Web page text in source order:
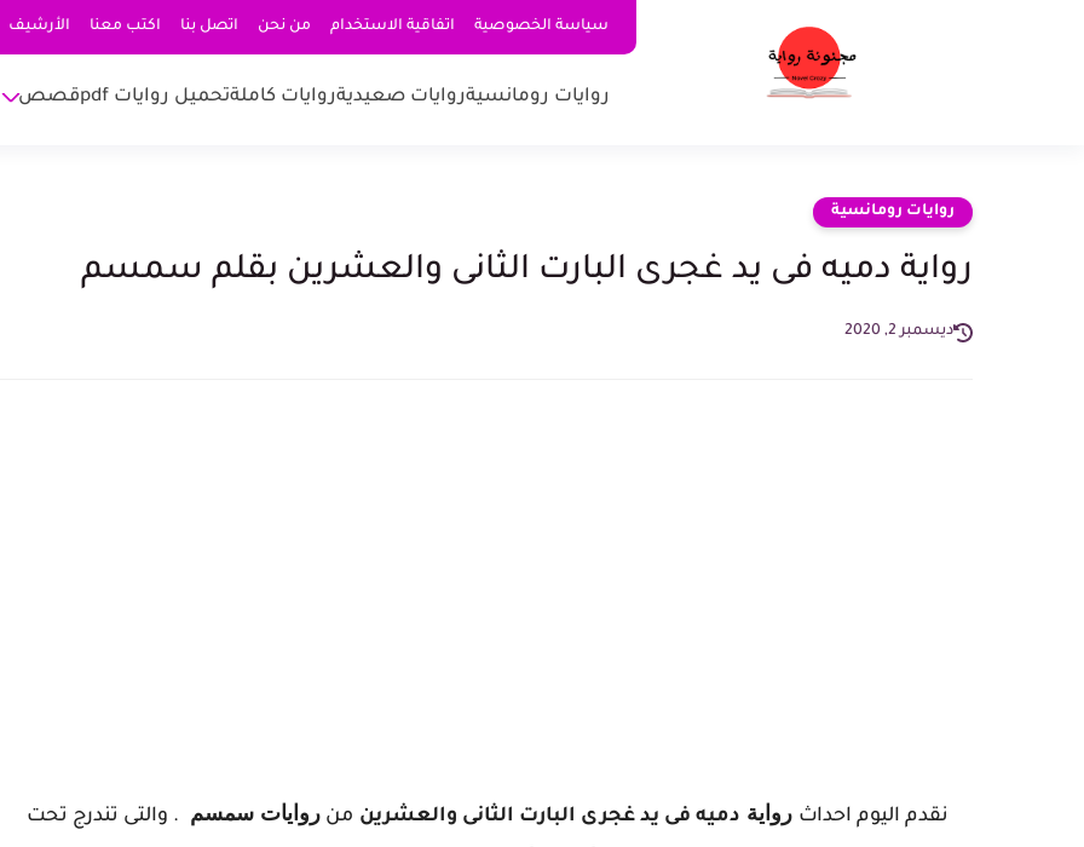
سياسة الخصوصية اتفاقية الاستخدام من نحن اتصل بنا اكتب معنا الأرشيف
روايات رومانسيةروايات صعيديةروايات كاملةتحميل روايات pdf قصص
روايات رومانسية
رواية دميه فى يد غجرى البارت الثانى والعشرين بقلم سمسم
ديسمبر 2, 2020
نقدم اليوم احداث ر واية دميه فى يد غجرى البارت الثانى والعشرين من روايات سمسم . والتى تندرج تحت